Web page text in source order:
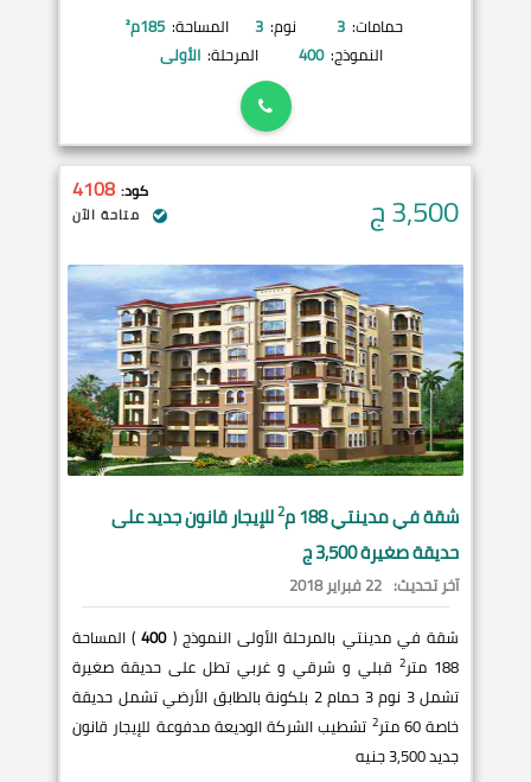
حمامات: 3 نوم: 3 المساحة: 185م²
النموذج: 400 المرحلة: الأولى
3,500ج كود: 4108
متاحة الآن
شقة فيمدينتي188 م 2للإيجار قانون جديد على
حديقة صغيرة 3,500 ج
آخر تحديث: 22 فبراير 2018
شقة في مدينتي بالمرحلة الأولى النموذج (400) المساحة
188 متر
2 قبلي و شرقي و غربي تطل على حديقة صغيرة
تشمل 3 نوم 3 حمام 2 بلكونة بالطابق الأرضي تشمل حديقة
خاصة 60 متر
2 تشطيب الشركة الوديعة مدفوعة للإيجار قانون
جديد 3,500 جنيه